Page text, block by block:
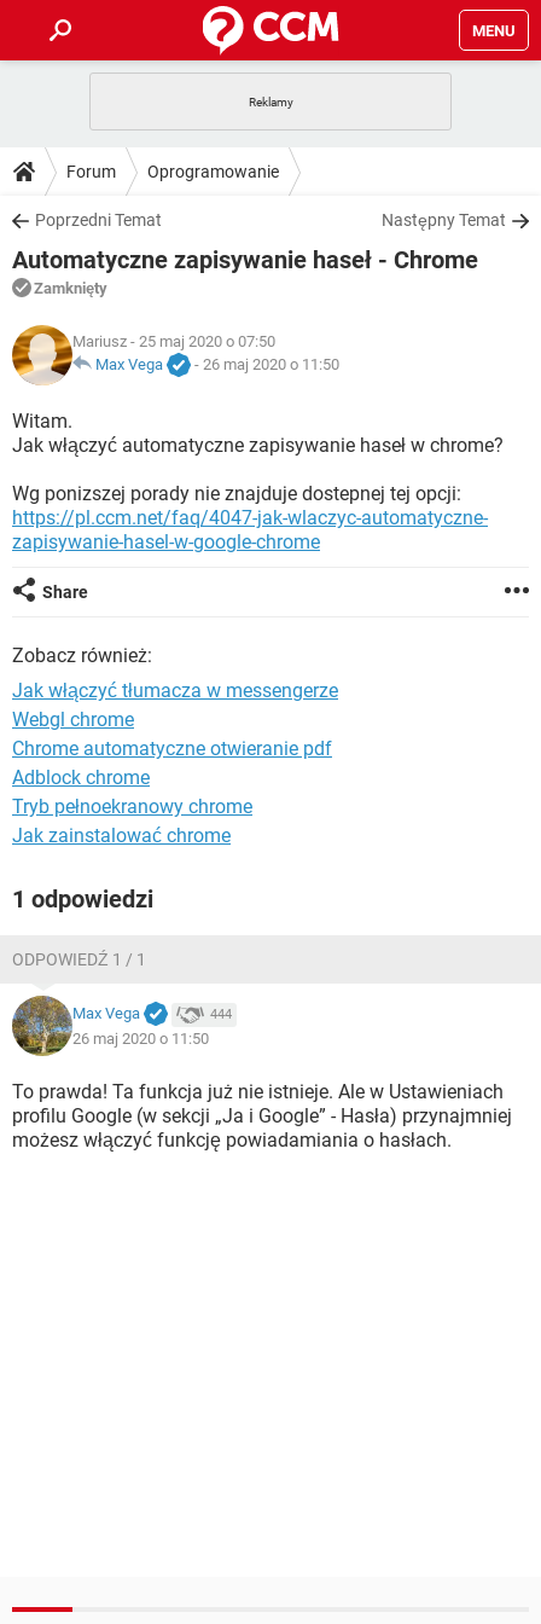
MENU
GRY WHATSAPP
SPOTIFY
INSTAGRAM FACEBOOK
WINDOWS 10
PORADY
PlayStation TIKTOK
SPOTIFY
INSTAGRAM
WINDOWS 10
DO POBRANIA
ANDROID TIKTOK
GRY
IOS
INSTAGRAM
WINDOWS 10
FORUM
COVID-19
GRY WHATSAPP
INSTAGRAM FACEBOOK
WINDOWS 10
ARTYKUŁY
COVID-19
GRY
INSTAGRAM FACEBOOK
WINDOWS 10
Forum Oprogramowanie
Poprzedni Temat Następny Temat
Automatyczne zapisywanie haseł - Chrome
Zamknięty
Mariusz - 25 maj 2020 o 07:50
Max Vega
- 26 maj 2020 o 11:50
Witam.
Jak włączyć automatyczne zapisywanie haseł w chrome?
Wg ponizszej porady nie znajduje dostepnej tej opcji:
https://pl.ccm.net/faq/4047-jak-wlaczyc-automatyczne-
zapisywanie-hasel-w-google-chrome
Share
Zobacz również:
Jak włączyć tłumacza w messengerze
Webgl chrome
Chrome automatyczne otwieranie pdf
Adblock chrome
Tryb pełnoekranowy chrome
Jak zainstalować chrome
1 odpowiedzi
ODPOWIEDŹ 1 / 1
Max Vega 444
26 maj 2020 o 11:50
To prawda! Ta funkcja już nie istnieje. Ale w Ustawieniach
profilu Google (w sekcji „Ja i Google” - Hasła) przynajmniej
możesz włączyć funkcję powiadamiania o hasłach.